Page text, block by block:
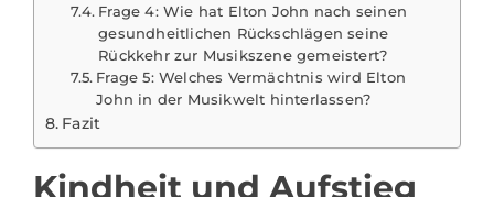
Frage 4: Wie hat Elton John nach seinen
gesundheitlichen Rückschlägen seine
Rückkehr zur Musikszene gemeistert?
Frage 5: Welches Vermächtnis wird Elton
John in der Musikwelt hinterlassen?
Fazit
Kindheit und Aufstieg